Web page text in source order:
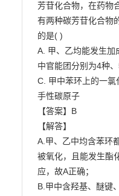
芳苷化合物，在药物
有两种碳芳苷化合物
的是( )
A. 甲、乙均能发生加
中官能团分别为4种
C. 甲中苯环上的一
手性碳原子
【答案】B
【解答】
A.甲、乙中均含苯环
被氧化，且能发生酯
应，故A正确；
B.甲中含羟基、醚键